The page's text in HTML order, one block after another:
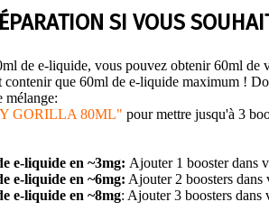
SI VOUS
de e-liquide, vous pouvez obtenir 60ml de
que 60ml de e-liquide maximum !
mélange:
GORILLA 80ML" pour mettre jusqu'à 3
e-liquide en ~3mg: Ajouter 1 booster dans
e-liquide en ~6mg: Ajouter 2 boosters
e-liquide en ~8mg: Ajouter 3 boosters